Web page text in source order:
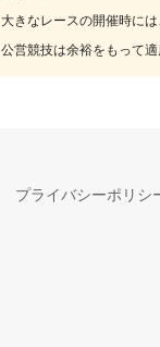
大きなレースの開催時に
公営競技は余裕をもって適
プライバシーポリシ